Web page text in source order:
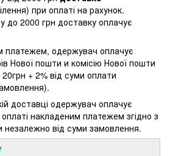
при оплаті на рахунок.
до 2000 грн доставку оплачує
платежем, одержувач оплачує
Нової пошти и комісію Нової пошти
+ 2% від суми оплати
доставці одержувач оплачує
оплаті накладеним платежем згідно з
від суми замовлення.